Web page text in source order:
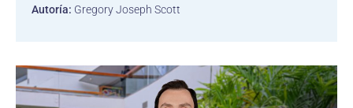
Autoría: Gregory Joseph Scott